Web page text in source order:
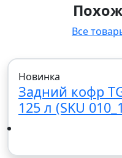
Все
Новинка
Задний кофр
125 л (SKU